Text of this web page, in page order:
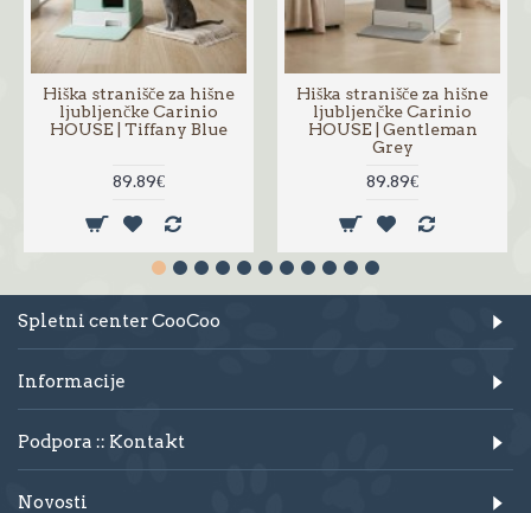
Hiška stranišče za hišne
ljubljenčke Carinio
HOUSE | Tiffany Blue
89.89€
Hiška stranišče za hišne
ljubljenčke Carinio
HOUSE | Gentleman
Grey
89.89€
Spletni center CooCoo
Informacije
Podpora :: Kontakt
Novosti